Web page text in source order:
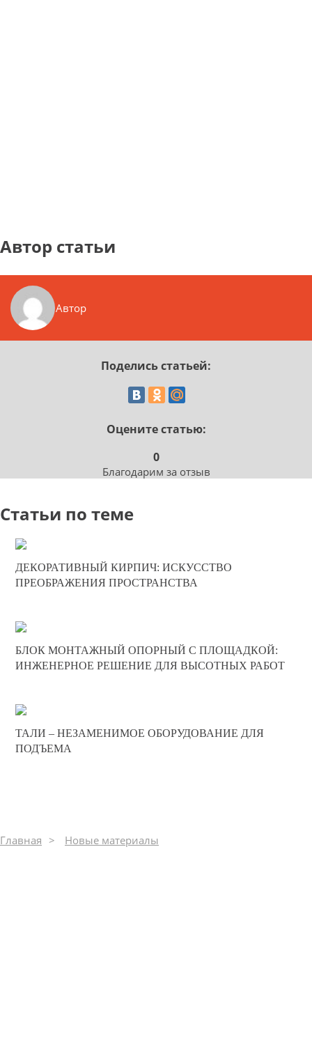
Автор статьи
Автор
Поделись статьей:
Оцените статью:
0
Благодарим за отзыв
Статьи по теме
0
ДЕКОРАТИВНЫЙ КИРПИЧ: ИСКУССТВО
ПРЕОБРАЖЕНИЯ ПРОСТРАНСТВА
0
БЛОК МОНТАЖНЫЙ ОПОРНЫЙ С ПЛОЩАДКОЙ:
ИНЖЕНЕРНОЕ РЕШЕНИЕ ДЛЯ ВЫСОТНЫХ РАБОТ
0
ТАЛИ – НЕЗАМЕНИМОЕ ОБОРУДОВАНИЕ ДЛЯ
ПОДЪЕМА
Главная Новые материалы